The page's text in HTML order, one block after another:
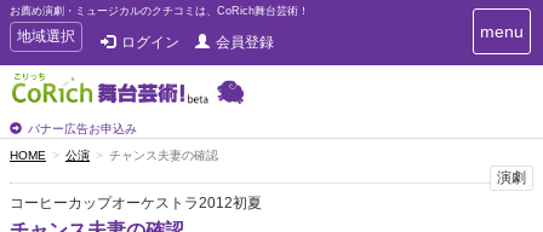
お薦め演劇・ミュージカルのクチコミは、CoRich舞台芸術！
T
o
g
g
e
n
a
v
i
地域選択 ログイン 会員登録
バナー広告お申込み
T
o
menu
HOME 公演 チャンス夫妻の確認
演劇
コーヒーカップオーケストラ2012初夏